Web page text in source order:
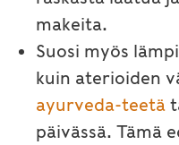
makeita.
Suosi myös
kuin aterioiden
ayurveda-teetä
päivässä. Tämä